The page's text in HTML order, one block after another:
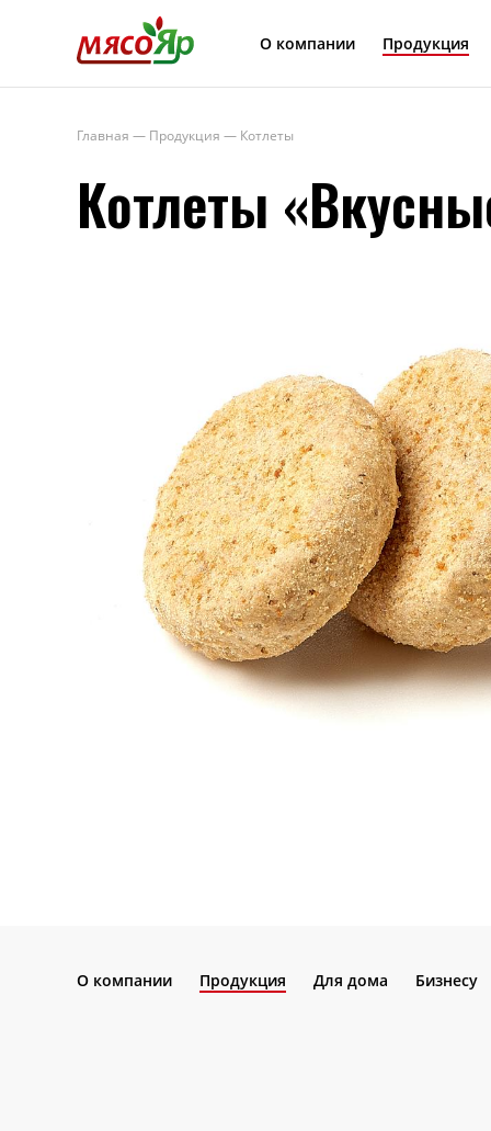
О компании Продукция
Главная — Продукция — Котлеты
Котлеты
О компании Продукция Для дома Бизнесу